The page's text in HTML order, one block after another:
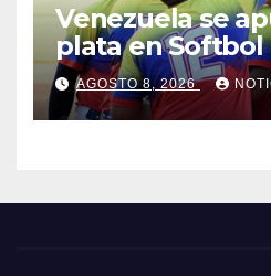
Venezuela se
plata en
AGOSTO 8, 2026